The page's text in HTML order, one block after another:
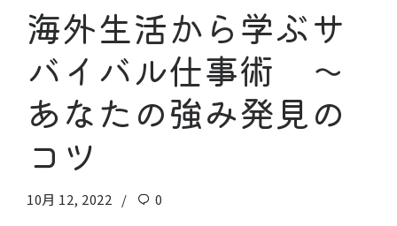
海外生活から学ぶサ
バイバル仕事術 〜
あなたの強み発見の
コツ
10月 12, 2022 0